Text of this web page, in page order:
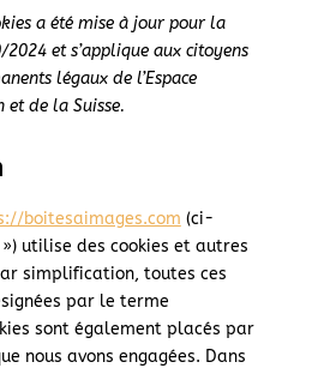
a été mise à jour pour la
et s’applique aux citoyens
légaux de l’Espace
et de la Suisse.
boitesaimages.com (ci-
utilise des cookies et autres
simplification, toutes ces
par le terme
sont également placés par
nous avons engagées. Dans